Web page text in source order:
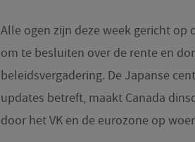
Alle ogen zijn deze week gericht op
om te besluiten over de rente en
beleidsvergadering. De Japanse
updates betreft, maakt Canada
door het VK en de eurozone op